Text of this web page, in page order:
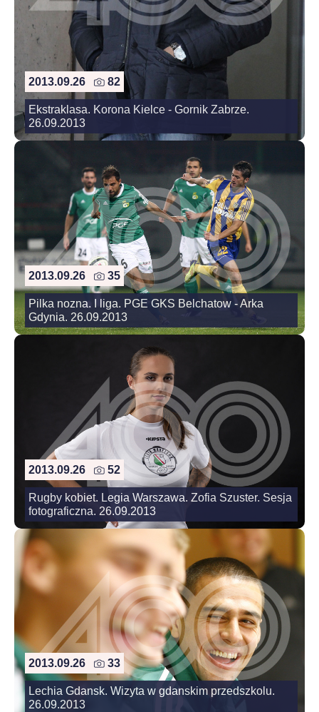
2013.09.26 82
Ekstraklasa. Korona Kielce - Gornik Zabrze.
26.09.2013
2013.09.26 35
Pilka nozna. I liga. PGE GKS Belchatow - Arka
Gdynia. 26.09.2013
2013.09.26 52
Rugby kobiet. Legia Warszawa. Zofia Szuster. Sesja
fotograficzna. 26.09.2013
2013.09.26 33
Lechia Gdansk. Wizyta w gdanskim przedszkolu.
26.09.2013